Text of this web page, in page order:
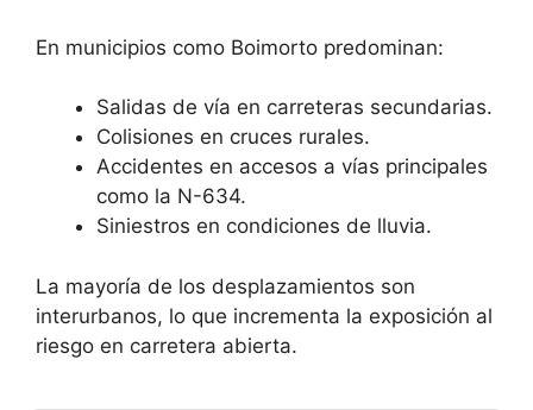
En municipios como Boimorto predominan:
Salidas de vía en carreteras secundarias.
Colisiones en cruces rurales.
Accidentes en accesos a vías principales
como la N-634.
Siniestros en condiciones de lluvia.
La mayoría de los desplazamientos son
interurbanos, lo que incrementa la exposición al
riesgo en carretera abierta.